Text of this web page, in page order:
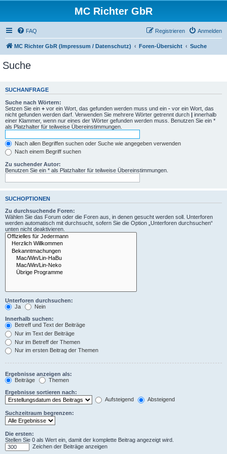
MC Richter GbR
FAQ Anmelden
Registrieren
MC Richter GbR (Impressum / Datenschutz) Foren-Übersicht Suche
Suche
SUCHANFRAGE
Suche nach Wörtern:
Setzen Sie ein + vor ein Wort, das gefunden werden muss und ein - vor ein Wort, das
nicht gefunden werden darf. Verwenden Sie mehrere Wörter getrennt durch | innerhalb
einer Klammer, wenn nur eines der Wörter gefunden werden muss. Benutzen Sie ein *
als Platzhalter für teilweise Übereinstimmungen.
Nach allen Begriffen suchen oder Suche wie angegeben verwenden
Nach einem Begriff suchen
Zu suchender Autor:
Benutzen Sie ein * als Platzhalter für teilweise Übereinstimmungen.
SUCHOPTIONEN
Zu durchsuchende Foren:
Wählen Sie das Forum oder die Foren aus, in denen gesucht werden soll. Unterforen
werden automatisch mit durchsucht, sofern Sie die Option „Unterforen durchsuchen“
unten nicht deaktivieren.
Unterforen durchsuchen:
Ja
Nein
Innerhalb suchen:
Betreff und Text der Beiträge
Nur im Text der Beiträge
Nur im Betreff der Themen
Nur im ersten Beitrag der Themen
Ergebnisse anzeigen als:
Beiträge
Themen
Ergebnisse sortieren nach:
Aufsteigend
Absteigend
Suchzeitraum begrenzen:
Die ersten:
Stellen Sie 0 als Wert ein, damit der komplette Beitrag angezeigt wird.
Zeichen der Beiträge anzeigen